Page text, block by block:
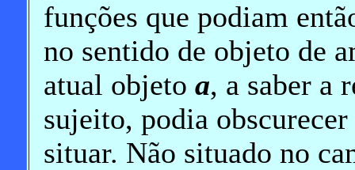
funções que podiam
no sentido de objeto de
atual objeto a, a saber a
sujeito, podia obscurecer
situar. Não situado no